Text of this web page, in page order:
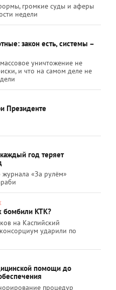
громкие суды и аферы
недели
закон есть, системы –
уничтожение не
и что на самом деле не
Президенте
год теряет
журнала «За рулём»
бомбили КТК?
на Каспийский
ударили по
помощи до
процедур